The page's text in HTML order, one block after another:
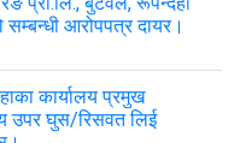
सम्बन्धी आरोपपत्र दायर।
कार्यालय प्रमुख
उपर घुस/रिसवत लिई